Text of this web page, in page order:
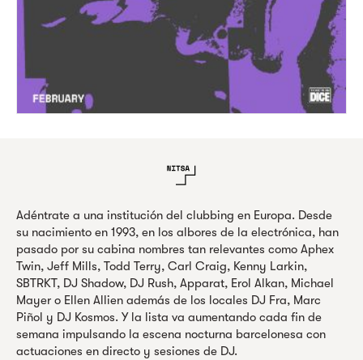
Adéntrate a una institución del clubbing en Europa. Desde
su nacimiento en 1993, en los albores de la electrónica, han
pasado por su cabina nombres tan relevantes como Aphex
Twin, Jeff Mills, Todd Terry, Carl Craig, Kenny Larkin,
SBTRKT, DJ Shadow, DJ Rush, Apparat, Erol Alkan, Michael
Mayer o Ellen Allien además de los locales DJ Fra, Marc
Piñol y DJ Kosmos. Y la lista va aumentando cada fin de
semana impulsando la escena nocturna barcelonesa con
actuaciones en directo y sesiones de DJ.